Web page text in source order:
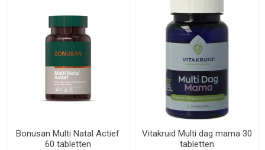
Bonusan Multi Natal Actief
60 tabletten
Vitakruid Multi dag mama 30
tabletten